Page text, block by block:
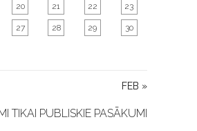
FEB »
20 21 22 23
27 28 29 30
TIKAI PUBLISKIE PASĀKUMI